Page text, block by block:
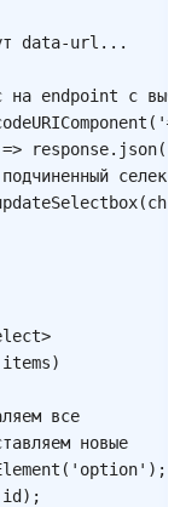
data-url...
на endpoint с
( '#'
=> response. json(
(
items)
все
новые
( 'option' ) ;
id) ;